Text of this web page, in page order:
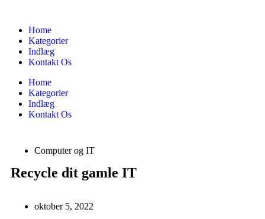
Home
Kategorier
Indlæg
Kontakt Os
Home
Kategorier
Indlæg
Kontakt Os
Computer og IT
Recycle dit gamle IT
oktober 5, 2022